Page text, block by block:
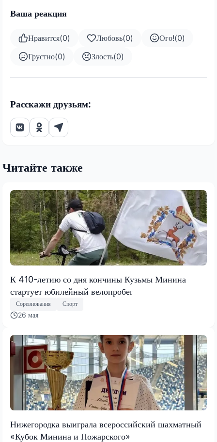
Ваша реакция
Нравится(0) Любовь(0) Ого!(0)
Грустно(0) Злость(0)
Расскажи друзьям:
Читайте также
К 410-летию со дня кончины Кузьмы Минина
стартует юбилейный велопробег
Соревнования Спорт
26 мая
Нижегородка выиграла всероссийский шахматный
«Кубок Минина и Пожарского»